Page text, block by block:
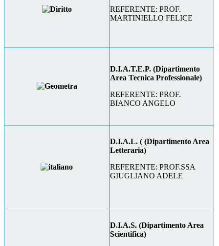
REFERENTE: PROF.
MARTINIELLO FELICE
D.I.A.T.E.P. (Dipartimento
Area Tecnica Professionale)
REFERENTE: PROF.
BIANCO ANGELO
D.I.A.L. ( (Dipartimento Area
Letteraria)
REFERENTE: PROF.SSA
GIUGLIANO ADELE
D.I.A.S. (Dipartimento Area
Scientifica)